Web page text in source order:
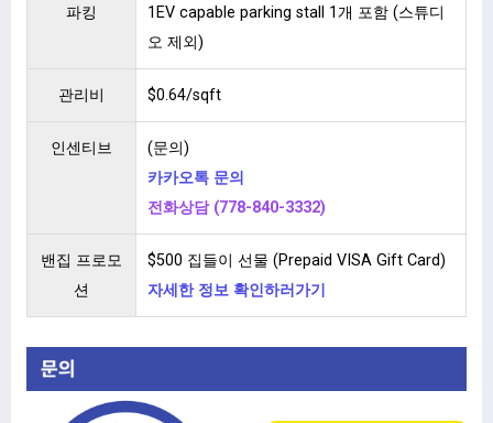
파킹
1EV capable parking stall 1개 포함 (스튜디
오 제외)
관리비 $0.64/sqft
인센티브
(문의)
카카오톡 문의
전화상담 (778-840-3332)
밴집 프로모
션
$500 집들이 선물 (Prepaid VISA Gift Card)
자세한 정보 확인하러가기